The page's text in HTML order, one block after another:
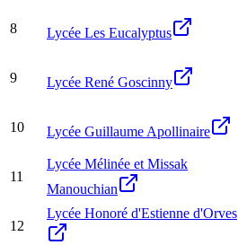
8 Lycée Les Eucalyptus
9 Lycée René Goscinny
10 Lycée Guillaume Apollinaire
11
Lycée Mélinée et Missak
Manouchian
12
Lycée Honoré d'Estienne d'Orves